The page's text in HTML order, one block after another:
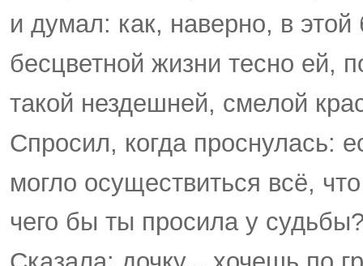
и думал: как, наверно, в этой
бесцветной жизни тесно ей,
такой нездешней, смелой
Спросил, когда проснулась:
могло осуществиться всё,
чего бы ты просила у